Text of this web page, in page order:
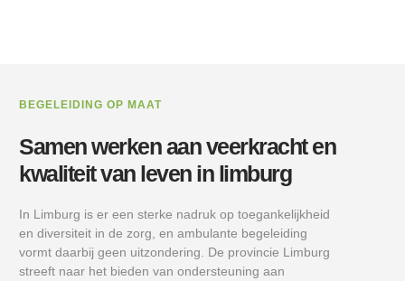
BEGELEIDING OP MAAT
Samen werken aan veerkracht en
kwaliteit van leven in limburg
In Limburg is er een sterke nadruk op toegankelijkheid
en diversiteit in de zorg, en ambulante begeleiding
vormt daarbij geen uitzondering. De provincie Limburg
streeft naar het bieden van ondersteuning aan